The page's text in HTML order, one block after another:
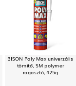
BISON Poly Max univerzális
tömítő, SM polymer
ragasztó, 425g